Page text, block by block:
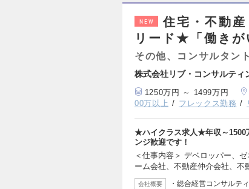
NEW
住宅・不動
リード★「働き
その他、コンサルタン
株式会社リブ・コンサルティ
1250万円 ～ 1499万円
00万以上
フレックス勤務
★ハイクラス求人★年収～1500
ンジ歓迎です！
＜仕事内容＞ デベロッパー、
ーム会社、不動産仲介会社、
会社概要
・総合経営コンサルテ